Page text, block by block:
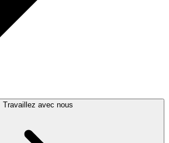
Travaillez avec nous